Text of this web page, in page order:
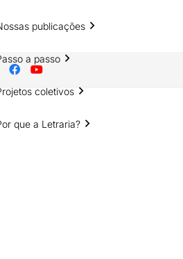
publicações
a passo
coletivos
que a Letraria?